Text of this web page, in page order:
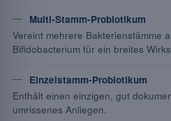
Multi-Stamm-Probiotikum
Vereint mehrere Bakterienstämme
Bifidobacterium für ein breites
Einzelstamm-Probiotikum
Enthält einen einzigen, gut
umrissenes Anliegen.